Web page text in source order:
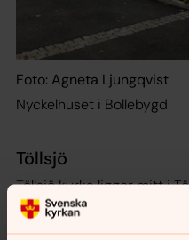
Foto: Agneta Ljungqvist
Nyckelhuset i Bollebygd
Töllsjö
Töllsjö kyrka ligger mitt i
Bredvid kyrkan finns ett